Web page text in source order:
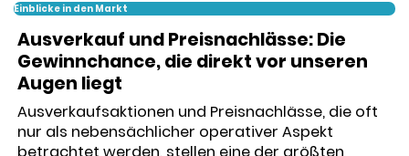
Einblicke in den Markt
Ausverkauf und Preisnachlässe: Die
Gewinnchance, die direkt vor unseren
Augen liegt
Ausverkaufsaktionen und Preisnachlässe, die oft
nur als nebensächlicher operativer Aspekt
betrachtet werden, stellen eine der größten